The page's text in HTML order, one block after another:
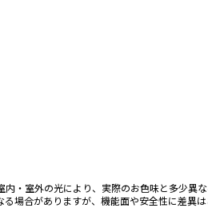
・室外の光により、実際のお色味と多少異な
場合がありますが、機能面や安全性に差異は